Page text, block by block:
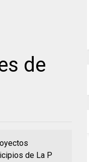
de
de La P